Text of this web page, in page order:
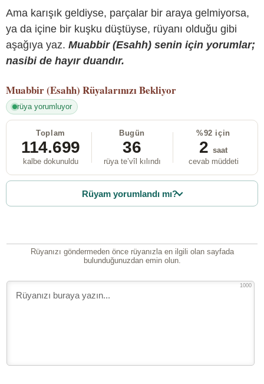
Ama karışık geldiyse, parçalar bir araya gelmiyorsa,
ya da içine bir kuşku düştüyse, rüyanı olduğu gibi
aşağıya yaz. Muabbir (Esahh) senin için yorumlar;
nasibi de hayır duandır.
Muabbir (Esahh) Rüyalarınızı Bekliyor
rüya yorumluyor
Toplam
114.699
kalbe dokunuldu
Bugün
36
rüya te’vîl kılındı
%92 için
2 saat
cevab müddeti
Rüyam yorumlandı mı?
Rüyanızı göndermeden önce rüyanızla en ilgili olan sayfada
bulunduğunuzdan emin olun.
1000